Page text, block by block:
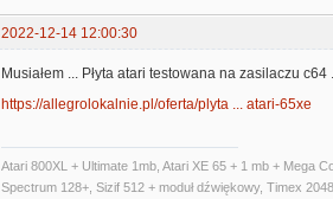
2022-12-14 12:00:30
Musiałem ... Płyta atari testowana na zasilaczu c64
https://allegrolokalnie.pl/oferta/plyta ... atari-65xe
Atari 800XL + Ultimate 1mb, Atari XE 65 + 1 mb + Mega
Spectrum 128+, Sizif 512 + moduł dźwiękowy, Timex